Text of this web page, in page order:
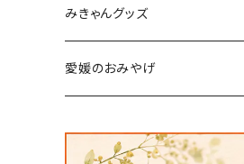
ステーショナリー
トイ・小物
坊っちゃん列車グッズ
その他伊予鉄グッズ
みきゃんグッズ
食品
愛媛のおみやげ